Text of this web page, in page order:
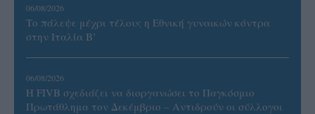
06/08/2026
Το πάλεψε μέχρι τέλους η Εθνική γυναικών κόντρα
στην Ιταλία Β’
06/08/2026
Η FIVB σχεδιάζει να διοργανώσει το Παγκόσμιο
Πρωτάθλημα τον Δεκέμβριο – Αντιδρούν οι σύλλογοι